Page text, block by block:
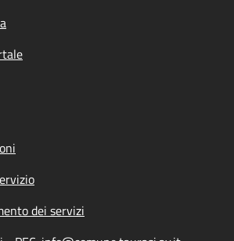
dei servizi